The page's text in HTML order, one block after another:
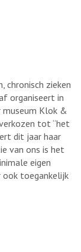
chronisch zieken
organiseert in
museum Klok &
tot “het
dit jaar haar
van ons is het
eigen
ook toegankelijk